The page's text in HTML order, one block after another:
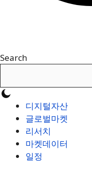
Search
디지털자산
글로벌마켓
리서치
마켓데이터
일정